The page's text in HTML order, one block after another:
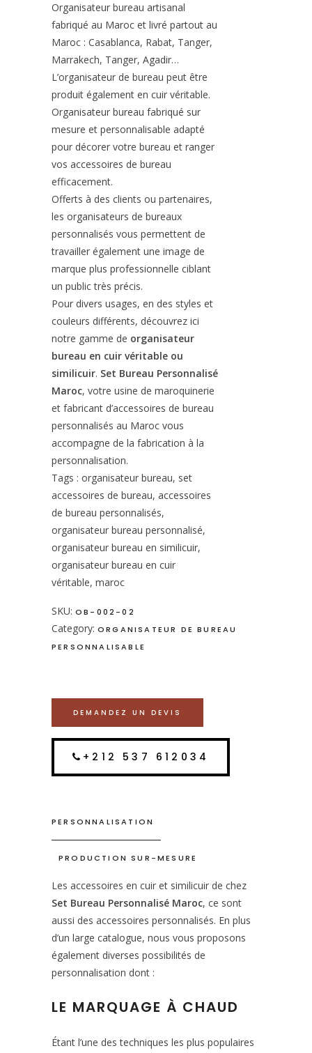
Organisateur bureau artisanal
fabriqué au Maroc et livré partout au
Maroc : Casablanca, Rabat, Tanger,
Marrakech, Tanger, Agadir…
L’organisateur de bureau peut être
produit également en cuir véritable.
Organisateur bureau fabriqué sur
mesure et personnalisable adapté
pour décorer votre bureau et ranger
vos accessoires de bureau
efficacement.
Offerts à des clients ou partenaires,
les organisateurs de bureaux
personnalisés vous permettent de
travailler également une image de
marque plus professionnelle ciblant
un public très précis.
Pour divers usages, en des styles et
couleurs différents, découvrez ici
notre gamme de organisateur
bureau en cuir véritable ou
similicuir. Set Bureau Personnalisé
Maroc, votre usine de maroquinerie
et fabricant d’accessoires de bureau
personnalisés au Maroc vous
accompagne de la fabrication à la
personnalisation.
Tags : organisateur bureau, set
accessoires de bureau, accessoires
de bureau personnalisés,
organisateur bureau personnalisé,
organisateur bureau en similicuir,
organisateur bureau en cuir
véritable, maroc
SKU: OB-002-02
Category: ORGANISATEUR DE BUREAU
PERSONNALISABLE
DEMANDEZ UN DEVIS
+212 537 612034
PERSONNALISATION
PRODUCTION SUR-MESURE
Les accessoires en cuir et similicuir de chez
Set Bureau Personnalisé Maroc, ce sont
aussi des accessoires personnalisés. En plus
d’un large catalogue, nous vous proposons
également diverses possibilités de
personnalisation dont :
LE MARQUAGE À CHAUD
Étant l’une des techniques les plus populaires